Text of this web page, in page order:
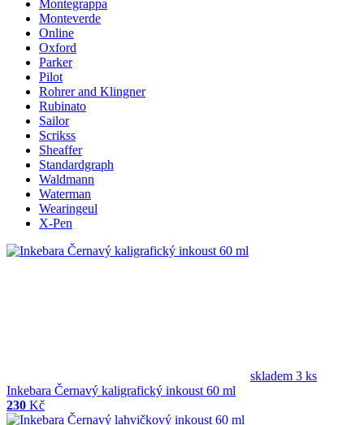
Montegrappa
Monteverde
Online
Oxford
Parker
Pilot
Rohrer and Klingner
Rubinato
Sailor
Scrikss
Sheaffer
Standardgraph
Waldmann
Waterman
Wearingeul
X-Pen
skladem 3 ks
Inkebara Černavý kaligrafický inkoust 60 ml
230 Kč